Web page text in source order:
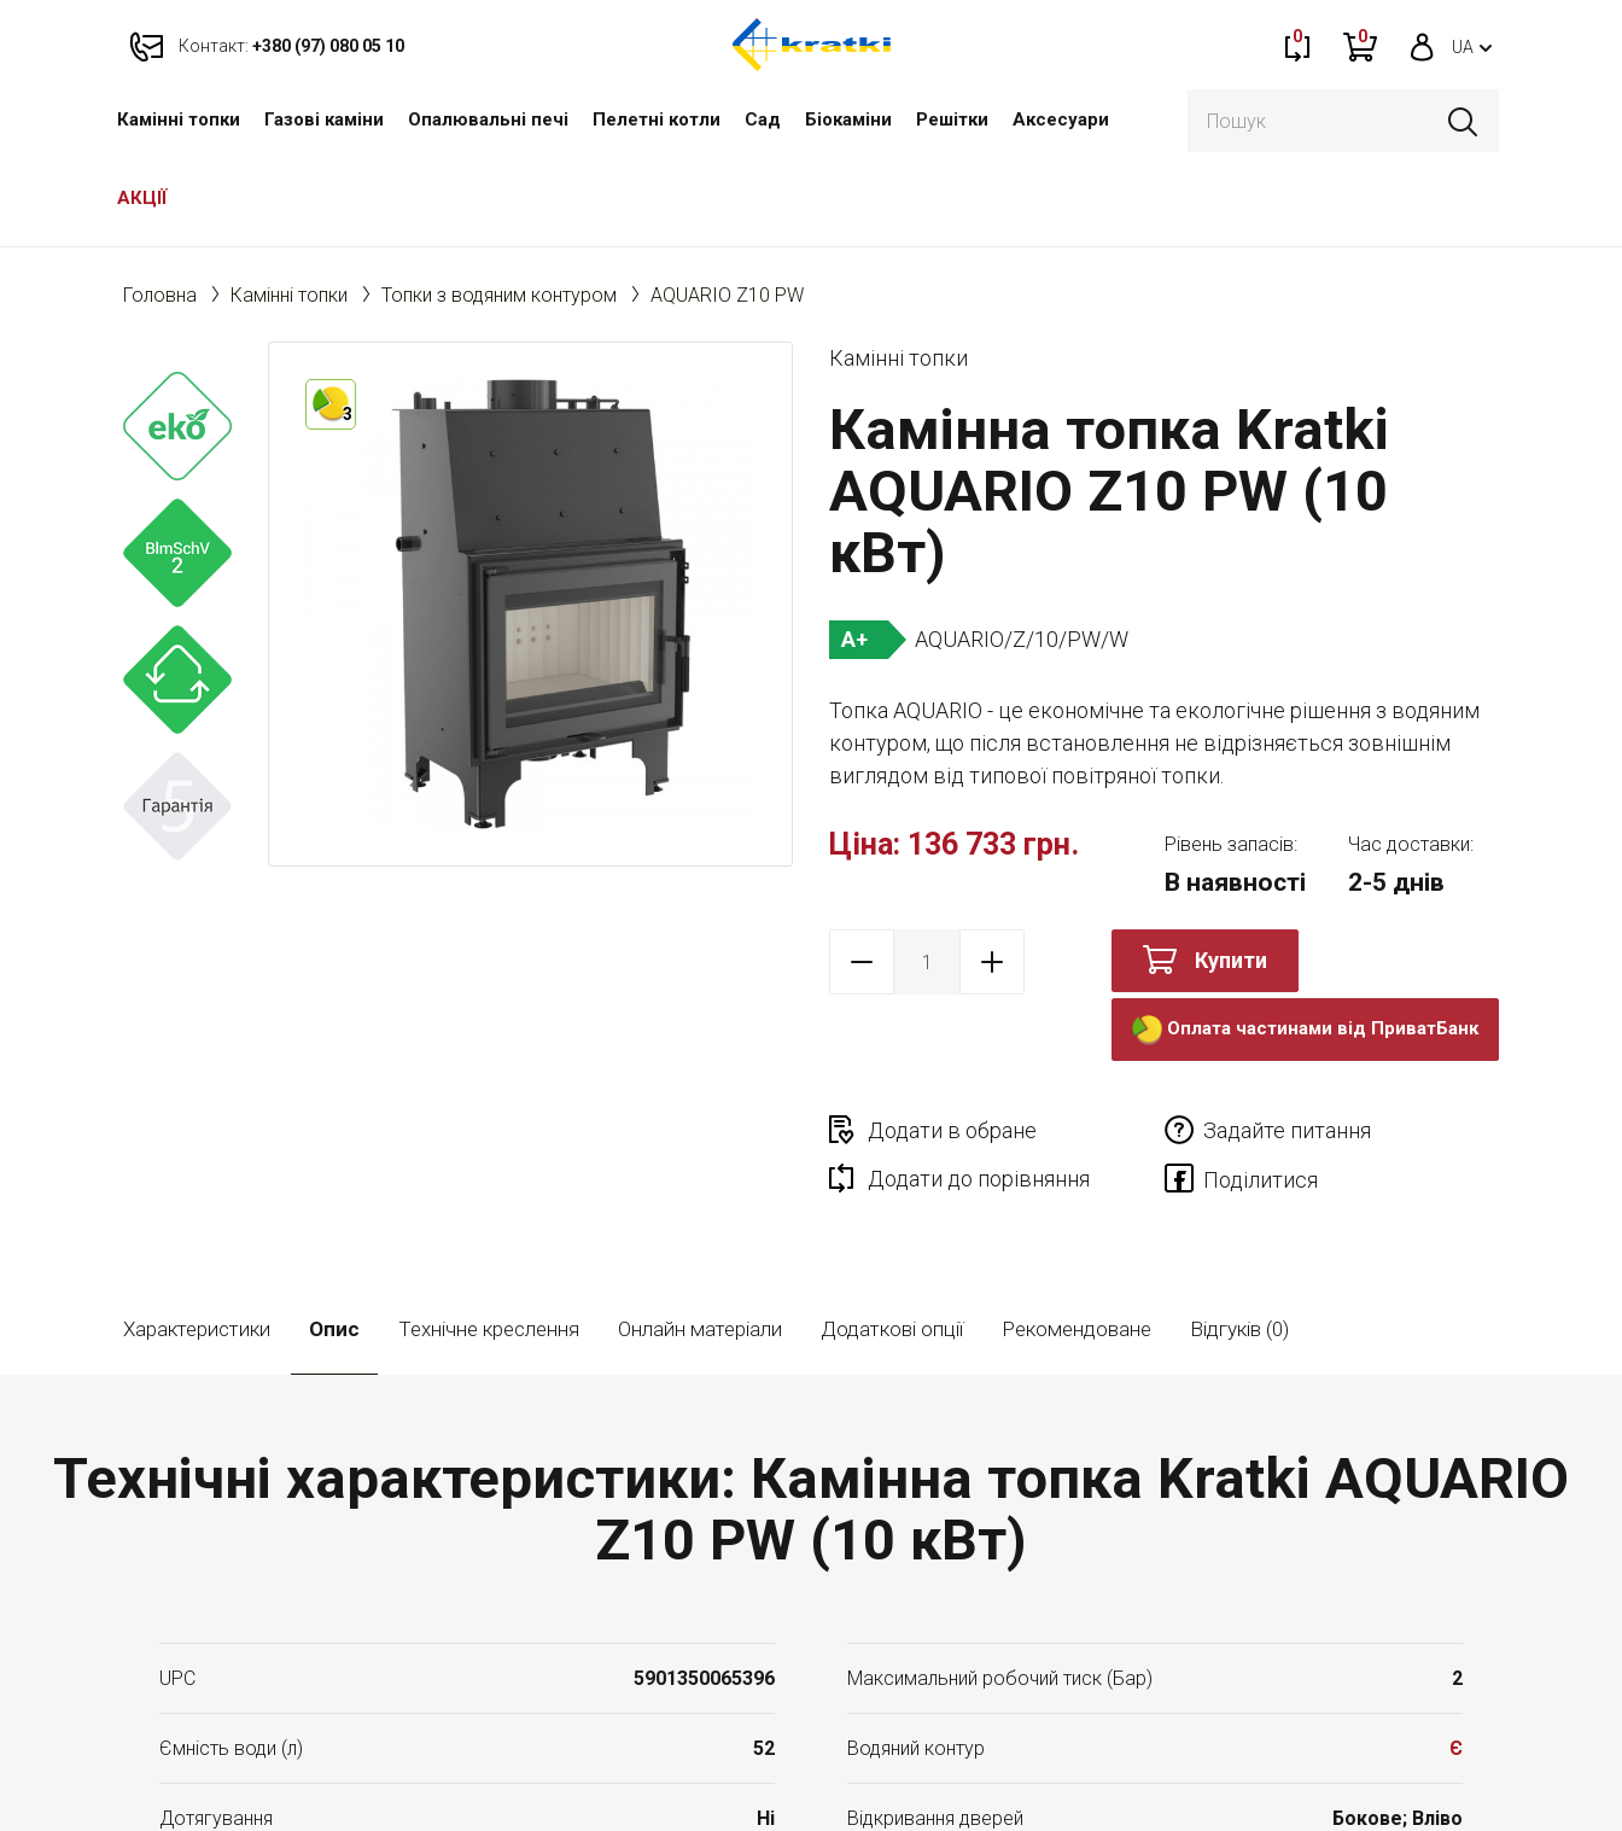
Контакт: +380 (97) 080 05 10 0 0
UA
Камінні топки Газові каміни Опалювальні печі Пелетні котли Cад Біокаміни Решітки Аксесуари
АКЦІЇ
Головна Камінні топки Топки з водяним контуром AQUARIO Z10 PW
3
Камінні топки
Камінна топка Kratki
AQUARIO Z10 PW (10
кВт)
A+ AQUARIO/Z/10/PW/W
Топка AQUARIO - це економічне та екологічне рішення з водяним
контуром, що після встановлення не відрізняється зовнішнім
виглядом від типової повітряної топки.
Ціна: 136 733 грн. Рівень запасів:
В наявності
Час доставки:
2-5 днів
Купити
Оплата частинами від ПриватБанк
Додати в обране
Задайте питання
Додати до порівняння
Характеристики Опис Технічне креслення Онлайн матеріали Додаткові опції Рекомендоване Відгуків (0)
Технічні характеристики: Камінна топка Kratki AQUARIO
Z10 PW (10 кВт)
UPC 5901350065396 Максимальний робочий тиск (Бар) 2
Ємність води (л) 52 Водяний контур Є
Дотягування Ні Відкривання дверей Бокове; Вліво